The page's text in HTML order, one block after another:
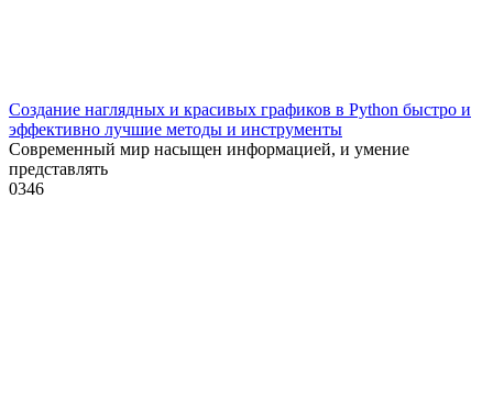
Создание наглядных и красивых графиков в Python быстро и
эффективно лучшие методы и инструменты
Современный мир насыщен информацией, и умение
представлять
0346